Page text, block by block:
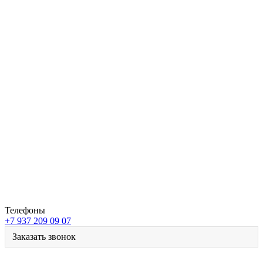
Телефоны
+7 937 209 09 07
Заказать звонок